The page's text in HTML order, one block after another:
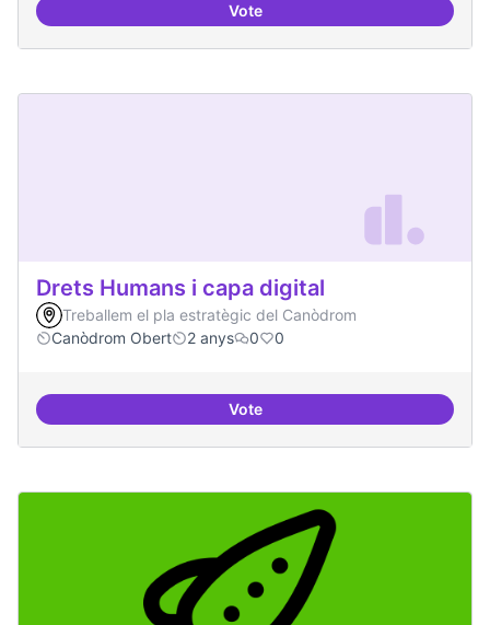
VoteMoviment Activista Digital
Drets Humans i capa digital
Treballem el pla estratègic del Canòdrom
Canòdrom Obert
2 anys 0 0
VoteDrets Humans i capa digital